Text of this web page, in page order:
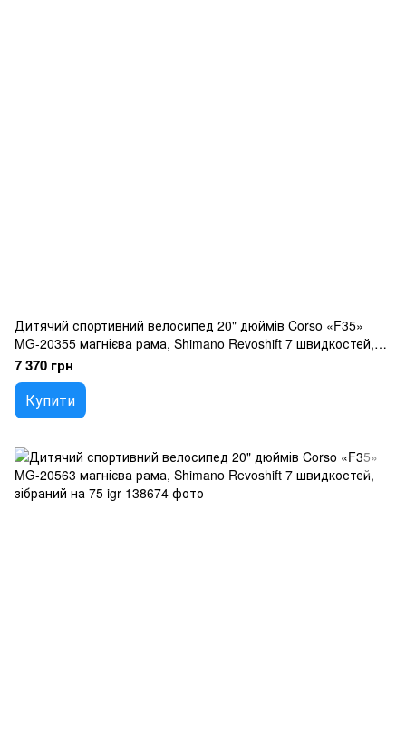
Дитячий спортивний велосипед 20" дюймів Corso «F35»
MG-20355 магнієва рама, Shimano Revoshift 7 швидкостей,
зібраний на 75
7 370 грн
Купити